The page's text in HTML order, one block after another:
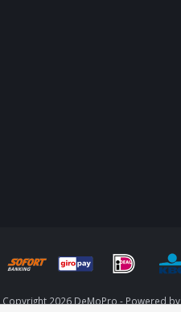
2026 DeMoPro - Powered by